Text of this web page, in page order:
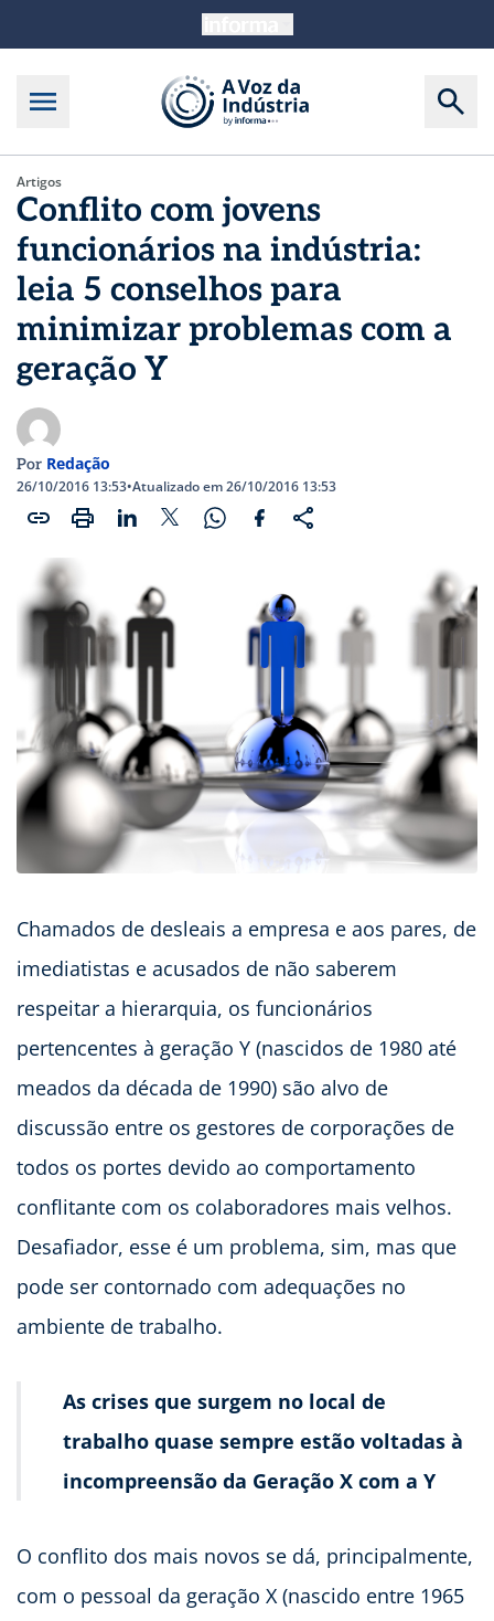
Artigos
Conflito com jovens
funcionários na indústria:
leia 5 conselhos para
minimizar problemas com a
geração Y
Por Redação
26/10/2016 13:53•Atualizado em 26/10/2016 13:53
Chamados de desleais a empresa e aos pares, de
imediatistas e acusados de não saberem
respeitar a hierarquia, os funcionários
pertencentes à geração Y (nascidos de 1980 até
meados da década de 1990) são alvo de
discussão entre os gestores de corporações de
todos os portes devido ao comportamento
conflitante com os colaboradores mais velhos.
Desafiador, esse é um problema, sim, mas que
pode ser contornado com adequações no
ambiente de trabalho.
As crises que surgem no local de
trabalho quase sempre estão voltadas à
incompreensão da Geração X com a Y
O conflito dos mais novos se dá, principalmente,
com o pessoal da geração X (nascido entre 1965